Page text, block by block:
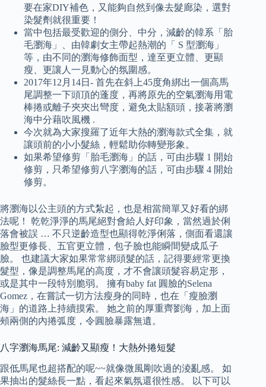
要在家DIY補色，又能夠自然到像去髮廊染，選對
染髮劑就很重要！
當中包括最受歡迎的側分、中分，減齡的韓系「胎
毛瀏海」、由韓劇女主帶起熱潮的「 S 型瀏海」
等，由不同的瀏海修飾面型，達至更立體、更顯
瘦、更讓人一見動心的氛圍感。
2017年12月14日- 首先在斜上45度角綁出一個高馬
尾調整一下頭頂的蓬度，再將原先的空氣瀏海用電
棒捲或離子夾夾出彎度，避免太貼額頭，接著將瀏
海中分藉吹風機 .
今次就為大家搜羅了近年大熱的瀏海款式全集，就
讓頭前的小小髮絲，輕鬆助你轉變形象。
如果希望修剪「胎毛瀏海」的話，可由步驟 1 開始
修剪，只希望修剪八字瀏海的話，可由步驟 4 開始
修剪。
將瀏海以公主頭的方式紮起，也是相當簡單又好看的綁
法呢！ 乾乾淨淨的馬尾絕對會給人好印象，當然過於俐
落會被誤 … 不只逆齡造型也顯得乾淨俐落，側面看還讓
臉型更修長、五官更立體，包子臉也能瞬間變成瓜子
臉。 也建議大家如果常常綁頭髮的話，記得要經常更換
髮型，像是調整馬尾的高度，才不會讓頭髮容易定形，
或是其中一段特別脆弱。 擁有baby fat 圓臉的Selena
Gomez，在嘗試一切方法瘦身的同時，也在「瘦臉瀏
海」的道路上持續摸索。 她之前的厚重齊劉海，加上面
頰兩側的內捲弧度，令圓臉暴露無遺。
八字瀏海馬尾: 減齡又顯瘦！大熱外捲短髮
跟低馬尾也超搭配的呢~~就像微風剛吹過的淩亂感。 如
果抽出的髮絲長一點，看起來氣氛還很性感。 以下可以